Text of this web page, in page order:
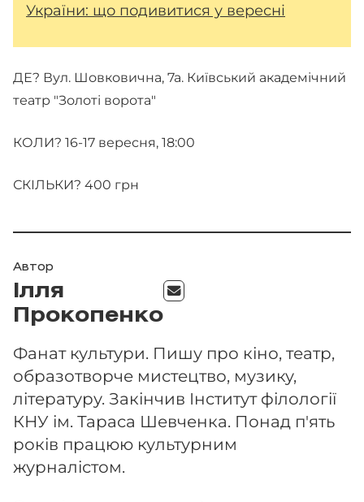
України: що подивитися у вересні
ДЕ? Вул. Шовковична, 7а. Київський академічний
театр "Золоті ворота"
КОЛИ? 16-17 вересня, 18:00
СКІЛЬКИ? 400 грн
Автор
Ілля
Прокопенко
Фанат культури. Пишу про кіно, театр,
образотворче мистецтво, музику,
літературу. Закінчив Інститут філології
КНУ ім. Тараса Шевченка. Понад п'ять
років працюю культурним
журналістом.